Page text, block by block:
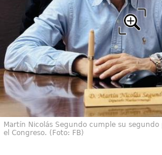
Martín Nicolás Segundo cumple su
el Congreso. (Foto: FB)